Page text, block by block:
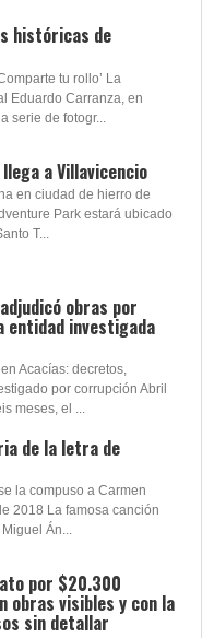
históricas de
tu rollo’ La
Eduardo Carranza, en
serie de fotogr...
a Villavicencio
en ciudad de hierro de
Park estará ubicado
T...
obras por
entidad investigada
Acacías: decretos,
por corrupción Abril
meses, el ...
de la letra de
la compuso a Carmen
2018 La famosa canción
Án...
por $20.300
obras visibles y con la
sin detallar